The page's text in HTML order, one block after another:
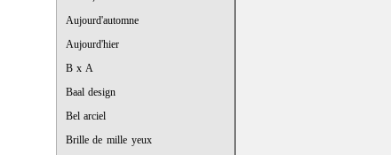
Aujourd'automne
Aujourd'hier
B x A
Baal design
Bel arciel
Brille de mille yeux